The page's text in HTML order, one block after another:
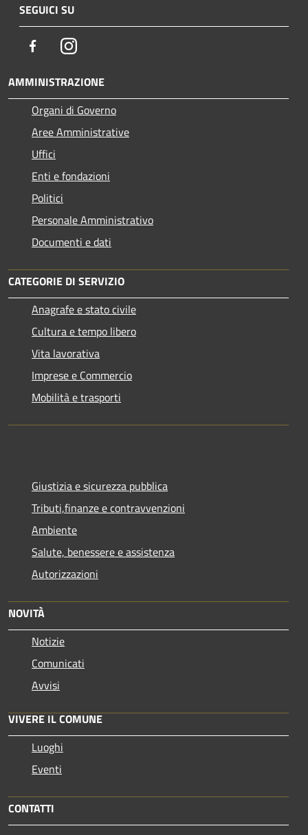
SEGUICI SU
FacebookInstagram
AMMINISTRAZIONE
Organi di Governo
Aree Amministrative
Uffici
Enti e fondazioni
Politici
Personale Amministrativo
Documenti e dati
CATEGORIE DI SERVIZIO
Anagrafe e stato civile
Cultura e tempo libero
Vita lavorativa
Imprese e Commercio
Mobilità e trasporti
Giustizia e sicurezza pubblica
Tributi,finanze e contravvenzioni
Ambiente
Salute, benessere e assistenza
Autorizzazioni
NOVITÀ
Notizie
Comunicati
Avvisi
VIVERE IL COMUNE
Luoghi
Eventi
CONTATTI